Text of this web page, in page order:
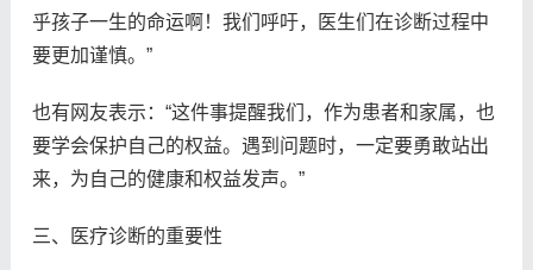
乎孩子一生的命运啊！我们呼吁，医生们在诊断过程中
要更加谨慎。”
也有网友表示：“这件事提醒我们，作为患者和家属，也
要学会保护自己的权益。遇到问题时，一定要勇敢站出
来，为自己的健康和权益发声。”
三、医疗诊断的重要性